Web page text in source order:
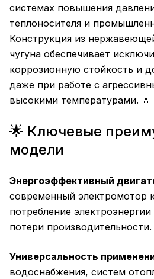
системах повышения
теплоносителя и
Конструкция из
чугуна обеспечивает
коррозионную стойкость и
даже при работе с
высокими температурами. 💧
🌟 Ключевые
модели
Энергоэффективный
современный электромотор
потребление электроэнергии
потери производительности.
Универсальность
водоснабжения, систем